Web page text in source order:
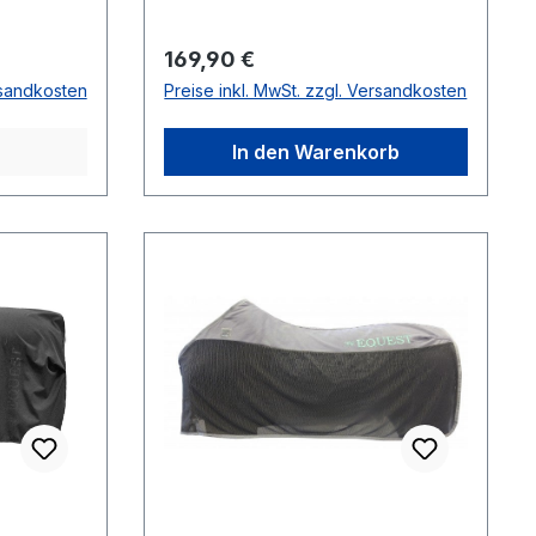
Regulärer Preis:
169,90 €
Preise inkl. MwSt. zzgl. Versandkosten
In den Warenkorb